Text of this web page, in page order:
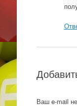
Ваш e-mail